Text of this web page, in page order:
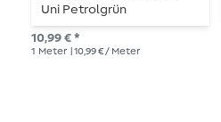
Uni Petrolgrün
10,99 € *
1 Meter | 10,99 € / Meter